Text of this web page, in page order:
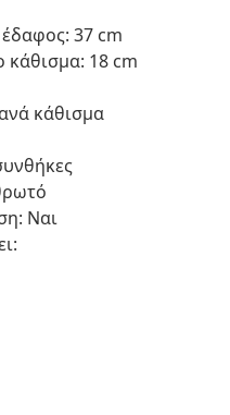
37 cm
18 cm
κάθισμα
Ναι